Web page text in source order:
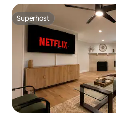
Superhost
Superhost